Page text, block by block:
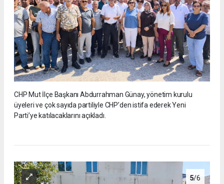
CHP Mut İlçe Başkanı Abdurrahman Günay, yönetim kurulu
üyeleri ve çok sayıda partiliyle CHP’den istifa ederek Yeni
Parti’ye katılacaklarını açıkladı.
5/6